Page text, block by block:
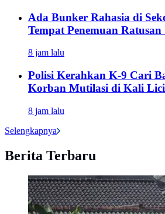
Ada Bunker Rahasia di
Tempat Penemuan
8 jam lalu
Polisi Kerahkan K-9 Cari
Korban Mutilasi di Kali
8 jam lalu
Selengkapnya
Berita Terbaru